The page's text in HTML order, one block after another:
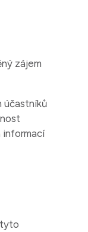
zájem
účastníků
informací